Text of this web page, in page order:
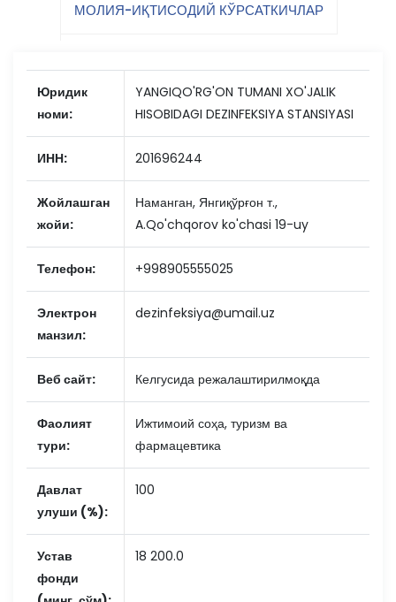
МОЛИЯ-ИҚТИСОДИЙ КЎРСАТКИЧЛАР
Юридик
номи:
YANGIQO'RG'ON TUMANI XO'JALIK
HISOBIDAGI DEZINFEKSIYA STANSIYASI
ИНН: 201696244
Жойлашган
жойи:
Наманган, Янгиқўрғон т.,
A.Qo'chqorov ko'chasi 19-uy
Телефон: +998905555025
Электрон
манзил:
dezinfeksiya@umail.uz
Веб сайт: Келгусида режалаштирилмоқда
Фаолият
тури:
Ижтимоий соҳа, туризм ва
фармацевтика
Давлат
улуши (%):
100
Устав
фонди
18 200.0